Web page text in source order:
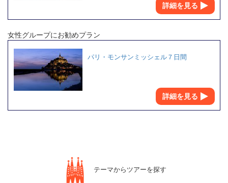
詳細を見る
女性グループにお勧めプラン
パリ・モンサンミッシェル７日間
詳細を見る
テーマからツアーを探す